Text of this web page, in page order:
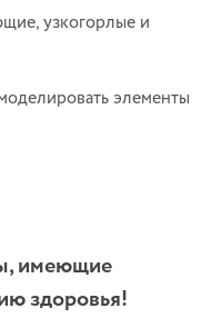
узкогорлые и
элементы
имеющие
здоровья!